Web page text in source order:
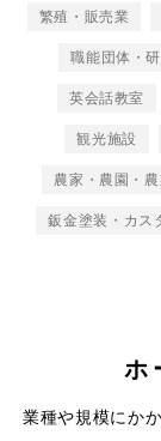
繁殖・販売業
職能団体・
英会話教室
観光施設
農家・農園・
鈑金塗装・カス
ホ
業種や規模にか